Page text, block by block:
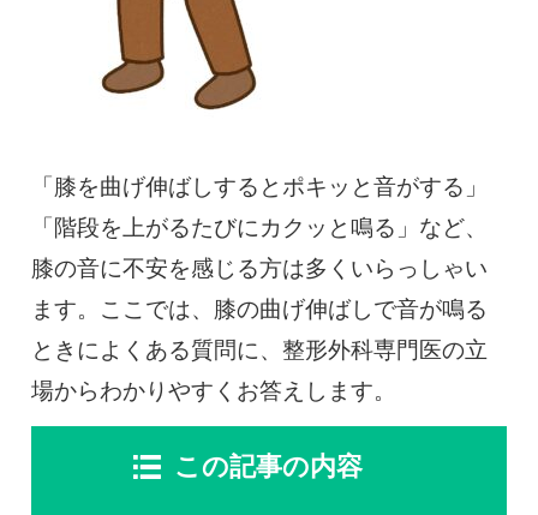
採用情報
予約フォーム
治療電話相談はこちら
0120-117-560
※上記電話番号をタップで電話が繋がります
電話受付時間：月〜金／9:00〜16:30（土日祝休）
「膝を曲げ伸ばしするとポキッと音がする」
「階段を上がるたびにカクッと鳴る」など、
膝の音に不安を感じる方は多くいらっしゃい
ます。ここでは、膝の曲げ伸ばしで音が鳴る
ときによくある質問に、整形外科専門医の立
場からわかりやすくお答えします。
この記事の内容